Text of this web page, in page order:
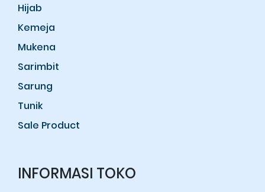
Hijab
Kemeja
Mukena
Sarimbit
Sarung
Tunik
Sale Product
INFORMASI TOKO